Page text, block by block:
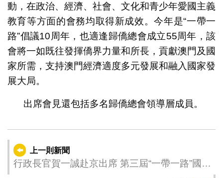
動，在政治、經濟、社會、文化和青少年愛國主義
教育等方面的會務均取得新成效。今年是“一帶一
路”倡議10周年，也適逢歸僑總會成立55周年，該
會將一如既往發揮僑界力量和所長，貢獻澳門及國
家所需，支持澳門經濟適度多元發展和融入國家發
展大局。
出席會見還包括多名歸僑總會領導層成員。
上一則新聞
行政長官賀一誠赴京出席 第三屆“一帶一路”國際